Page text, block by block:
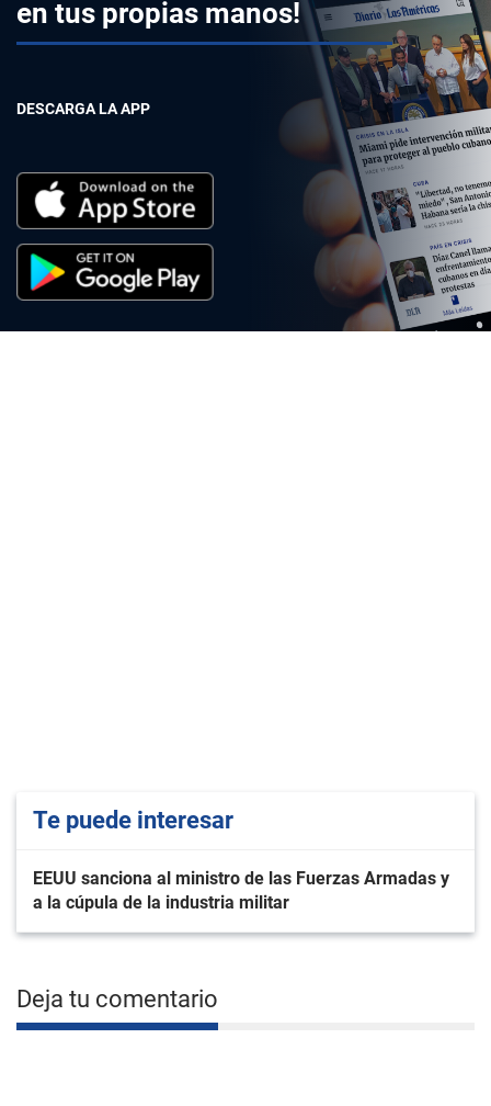
en tus propias manos!
DESCARGA LA APP
Te puede interesar
EEUU sanciona al ministro de las Fuerzas Armadas y
a la cúpula de la industria militar
Deja tu comentario